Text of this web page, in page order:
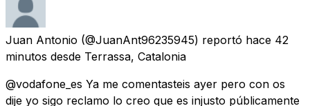
Juan Antonio (@JuanAnt96235945) reportó hace 42
minutos desde Terrassa, Catalonia
@vodafone_es Ya me comentasteis ayer pero con os
dije yo sigo reclamo lo creo que es injusto públicamente